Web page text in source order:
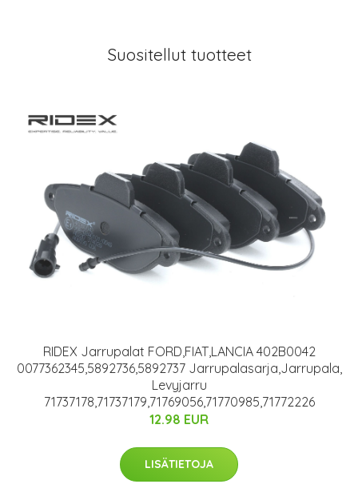
Suositellut tuotteet
RIDEX Jarrupalat FORD,FIAT,LANCIA 402B0042
0077362345,5892736,5892737 Jarrupalasarja,Jarrupala,
Levyjarru
71737178,71737179,71769056,71770985,71772226
12.98 EUR
LISÄTIETOJA